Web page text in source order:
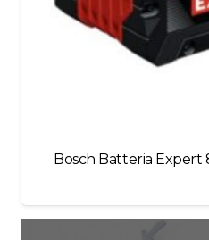
Bosch Batteria Expert